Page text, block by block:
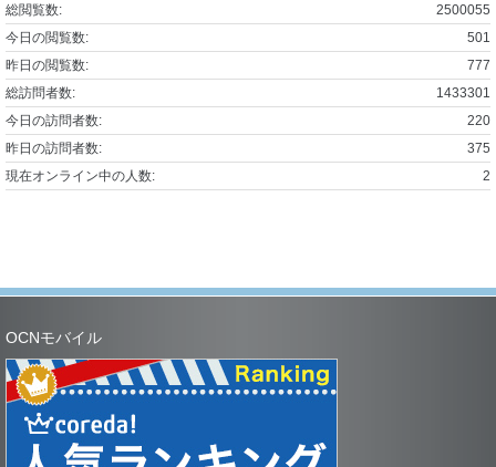
2500055
総閲覧数:
501
今日の閲覧数:
777
昨日の閲覧数:
1433301
総訪問者数:
220
今日の訪問者数:
375
昨日の訪問者数:
2
現在オンライン中の人数:
OCNモバイル